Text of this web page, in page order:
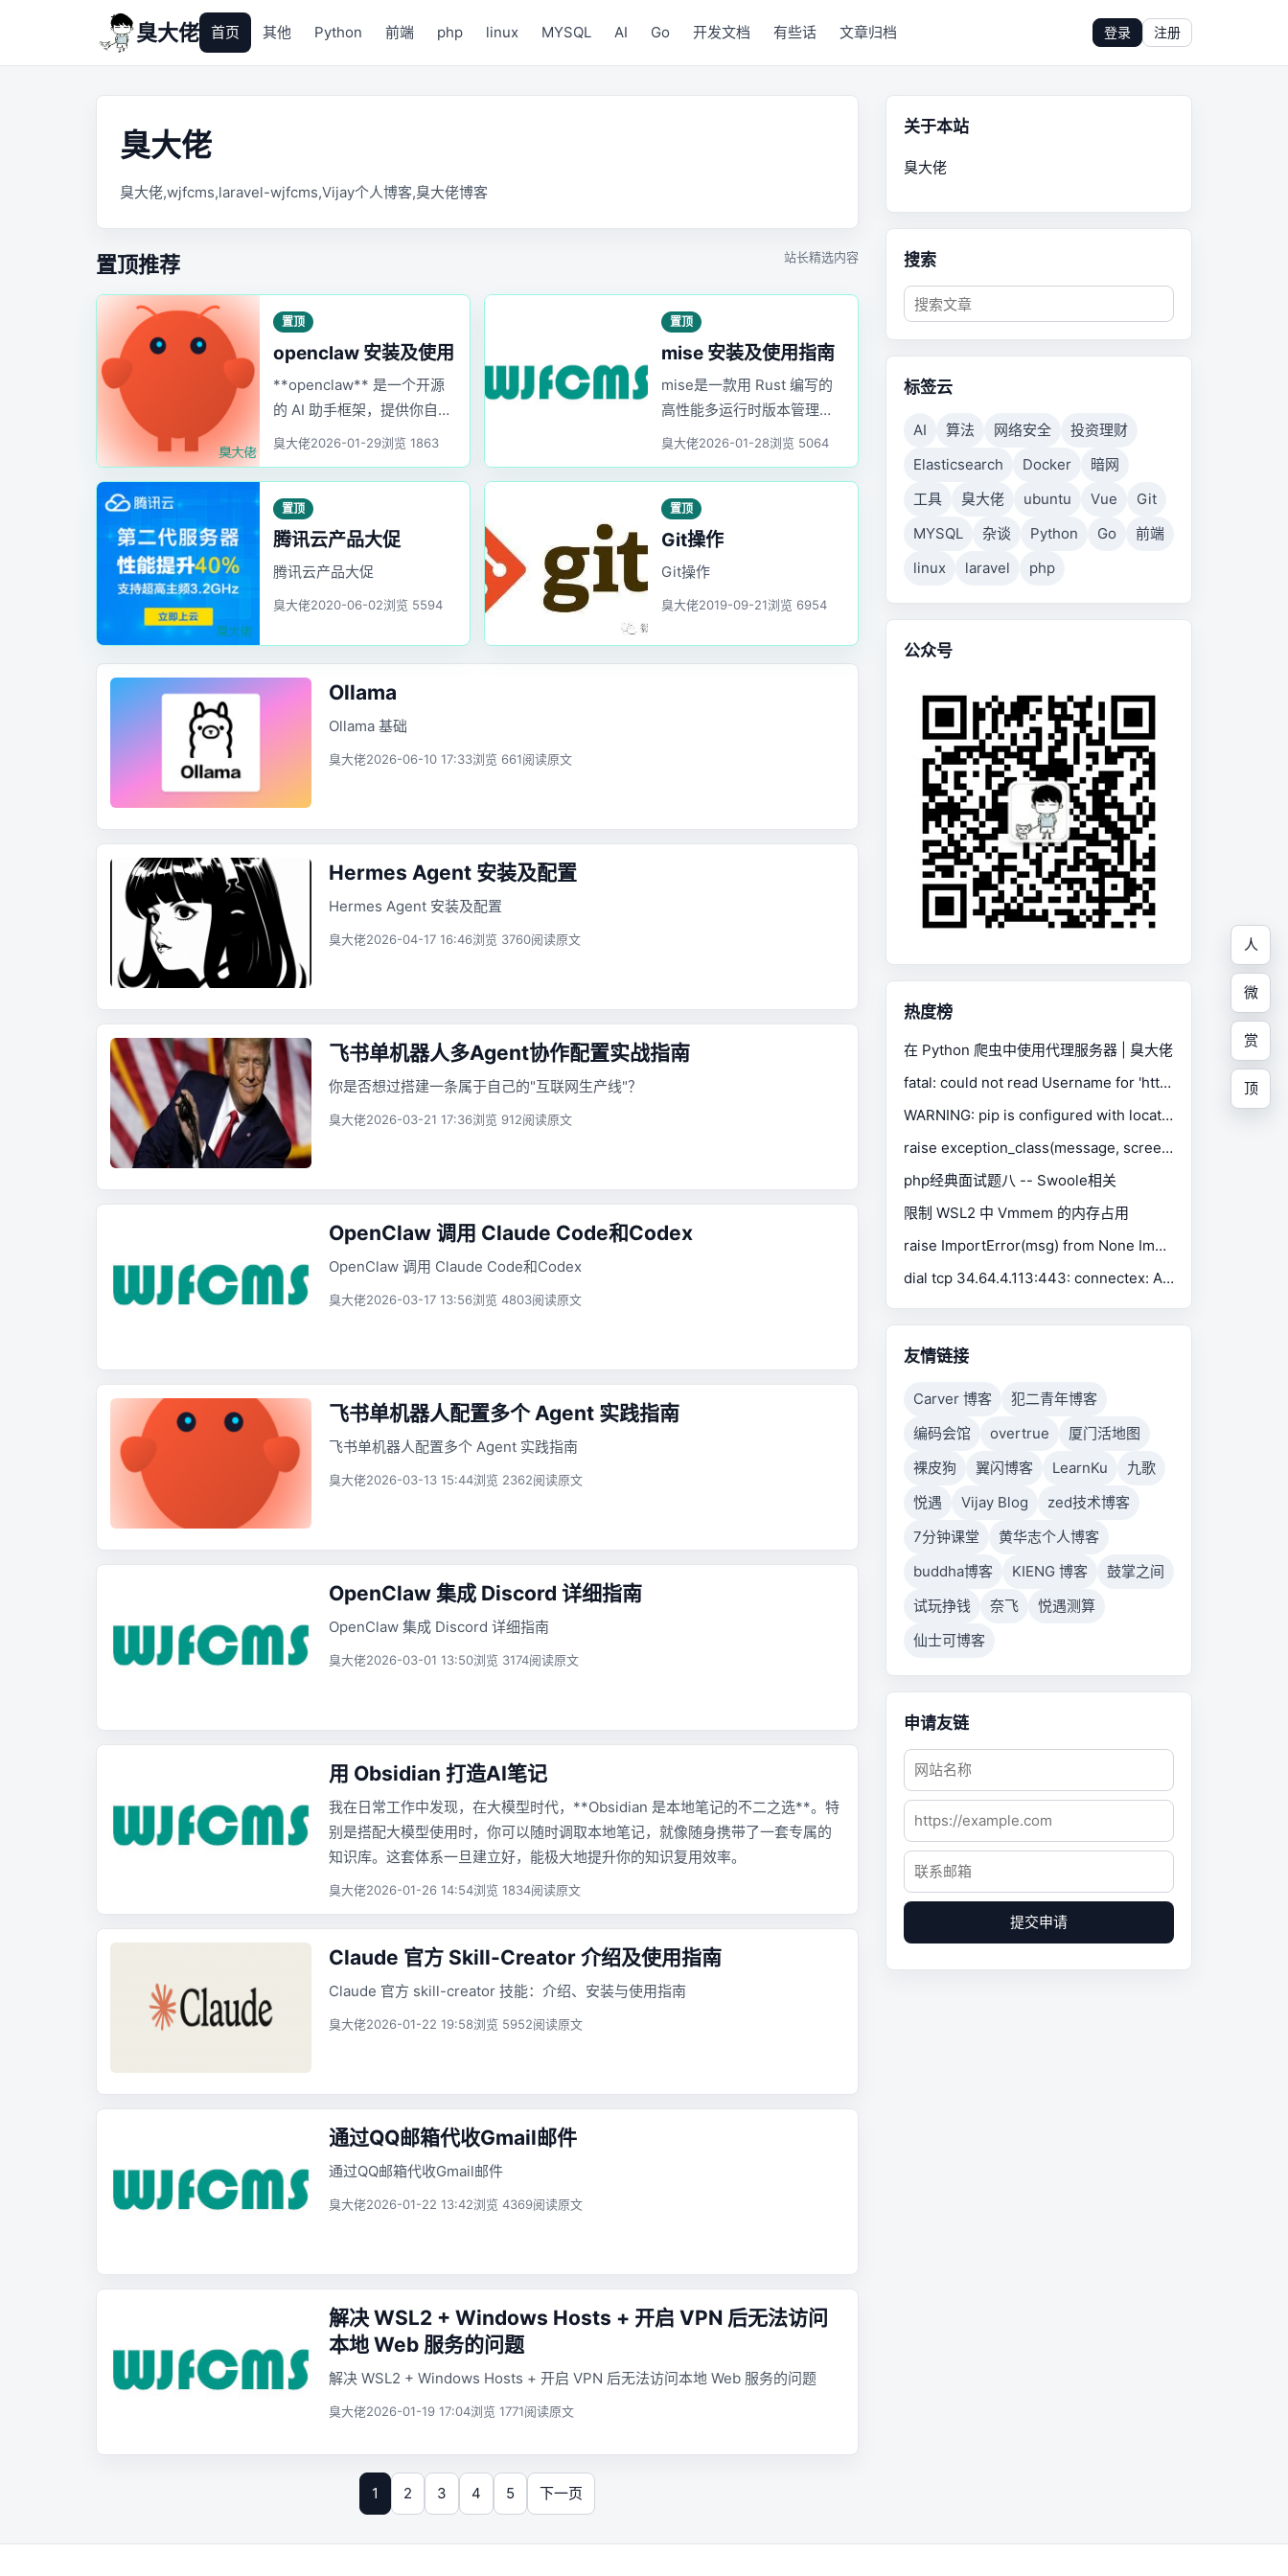
臭大佬 首页 其他 Python 前端 php linux MYSQL AI Go 开发文档 有些话 文章归档 登录 注册
臭大佬
臭大佬,wjfcms,laravel-wjfcms,Vijay个人博客,臭大佬博客
置顶推荐 站长精选内容
置顶
openclaw 安装及使用
**openclaw** 是一个开源
的 AI 助手框架，提供你自己
的个人 AI 助手。
臭大佬2026-01-29浏览 1863
置顶
mise 安装及使用指南
mise是一款用 Rust 编写的
高性能多运行时版本管理
器，它能够帮助开发者在单
语言和工具的版本。
臭大佬2026-01-28浏览 5064
置顶
腾讯云产品大促
腾讯云产品大促
臭大佬2020-06-02浏览 5594
置顶
Git操作
Git操作
臭大佬2019-09-21浏览 6954
Ollama
Ollama 基础
臭大佬2026-06-10 17:33浏览 661阅读原文
Hermes Agent 安装及配置
Hermes Agent 安装及配置
臭大佬2026-04-17 16:46浏览 3760阅读原文
飞书单机器人多Agent协作配置实战指南
你是否想过搭建一条属于自己的"互联网生产线"？
臭大佬2026-03-21 17:36浏览 912阅读原文
OpenClaw 调用 Claude Code和Codex
OpenClaw 调用 Claude Code和Codex
臭大佬2026-03-17 13:56浏览 4803阅读原文
飞书单机器人配置多个 Agent 实践指南
飞书单机器人配置多个 Agent 实践指南
臭大佬2026-03-13 15:44浏览 2362阅读原文
OpenClaw 集成 Discord 详细指南
OpenClaw 集成 Discord 详细指南
臭大佬2026-03-01 13:50浏览 3174阅读原文
用 Obsidian 打造AI笔记
我在日常工作中发现，在大模型时代，**Obsidian 是本地笔记的不二之选**。特
别是搭配大模型使用时，你可以随时调取本地笔记，就像随身携带了一套专属的
知识库。这套体系一旦建立好，能极大地提升你的知识复用效率。
臭大佬2026-01-26 14:54浏览 1834阅读原文
Claude 官方 Skill-Creator 介绍及使用指南
Claude 官方 skill-creator 技能：介绍、安装与使用指南
臭大佬2026-01-22 19:58浏览 5952阅读原文
通过QQ邮箱代收Gmail邮件
通过QQ邮箱代收Gmail邮件
臭大佬2026-01-22 13:42浏览 4369阅读原文
解决 WSL2 + Windows Hosts + 开启 VPN 后无法访问
本地 Web 服务的问题
解决 WSL2 + Windows Hosts + 开启 VPN 后无法访问本地 Web 服务的问题
臭大佬2026-01-19 17:04浏览 1771阅读原文
1 2 3 4 5 下一页
关于本站
臭大佬
搜索
标签云
AI 算法 网络安全
投资理财
Elasticsearch
Docker
暗网
工具
臭大佬 ubuntu Vue
Git
MYSQL
杂谈 Python Go
前端
linux
laravel php
公众号
热度榜
在 Python 爬虫中使用代理服务器 | 臭大佬
fatal: could not read Username for 'https://gitee.com': No such device or address
WARNING: pip is configured with locations that require TLS/SSL, however the ssl module in Python is not available.
raise exception_class(message, screen, stacktrace) selenium.common.exceptions.SessionNotCreatedException
php经典面试题八 -- Swoole相关
限制 WSL2 中 Vmmem 的内存占用
raise ImportError(msg) from None ImportError: Missing optional dependency 'xlrd'. Install xlrd >= 1.0.0 for Excel support Use pip or conda to install xlrd.
dial tcp 34.64.4.113:443: connectex: A connection attempt failed because the connected party did not properly respond after a period of time, or established connection failed because connected host has failed to respond.
友情链接
Carver 博客
犯二青年博客
编码会馆
overtrue
厦门活地图
裸皮狗
翼闪博客 LearnKu
九歌
悦遇
Vijay Blog
zed技术博客
7分钟课堂
黄华志个人博客
buddha博客
KIENG 博客
鼓掌之间
试玩挣钱
奈飞
悦遇测算
仙士可博客
申请友链
提交申请
人
微
赏
顶